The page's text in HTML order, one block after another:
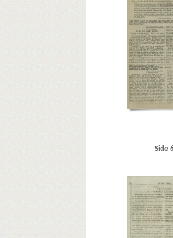
Munk, Kaj, forfatter
Pancke, Günther
Ralov, Børge,
Rundstedt, Karl
Shellhuset
Skavine,
STB (Skandinavisk
Tordenskjoldsgade,
Værnedamsvej, Kbh.
Side